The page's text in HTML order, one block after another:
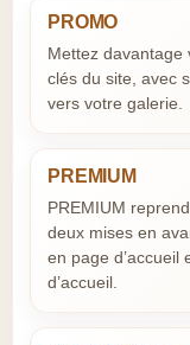
PROMO
Mettez
clés du site, avec
vers votre galerie.
PREMIUM
PREMIUM
deux mises en
en page d’accueil
d’accueil.